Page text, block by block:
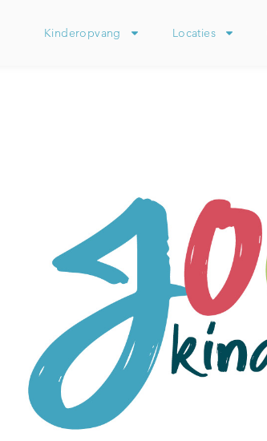
Kinderopvang Locaties